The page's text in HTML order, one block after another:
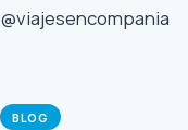
@viajesencompania
BLOG